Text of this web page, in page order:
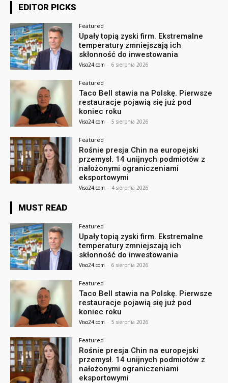
EDITOR PICKS
Featured
Upały topią zyski firm. Ekstremalne
temperatury zmniejszają ich
skłonność do inwestowania
Viso24.com - 6 sierpnia 2026
Featured
Taco Bell stawia na Polskę. Pierwsze
restauracje pojawią się już pod
koniec roku
Viso24.com - 5 sierpnia 2026
Featured
Rośnie presja Chin na europejski
przemysł. 14 unijnych podmiotów z
nałożonymi ograniczeniami
eksportowymi
Viso24.com - 4 sierpnia 2026
MUST READ
Featured
Upały topią zyski firm. Ekstremalne
temperatury zmniejszają ich
skłonność do inwestowania
Viso24.com - 6 sierpnia 2026
Featured
Taco Bell stawia na Polskę. Pierwsze
restauracje pojawią się już pod
koniec roku
Viso24.com - 5 sierpnia 2026
Featured
Rośnie presja Chin na europejski
przemysł. 14 unijnych podmiotów z
nałożonymi ograniczeniami
eksportowymi